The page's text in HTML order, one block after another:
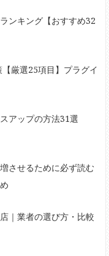
ンキング【おすすめ32
厳選25項目】プラグイ
アップの方法31選
させるために必ず読む
｜業者の選び方・比較